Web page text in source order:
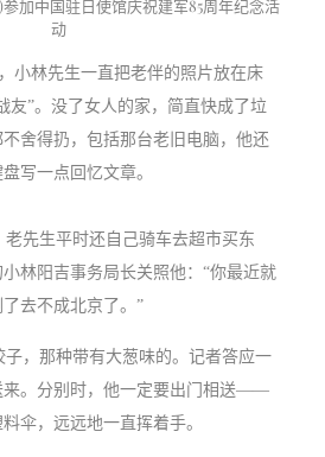
加中国驻日使馆庆祝建军85周年纪念活
动
小林先生一直把老伴的照片放在床
友”。没了女人的家，简直快成了垃
舍得扔，包括那台老旧电脑，他还
写一点回忆文章。
先生平时还自己骑车去超市买东
林阳吉事务局长关照他：“你最近就
去不成北京了。”
，那种带有大葱味的。记者答应一
来。分别时，他一定要出门相送——
伞，远远地一直挥着手。